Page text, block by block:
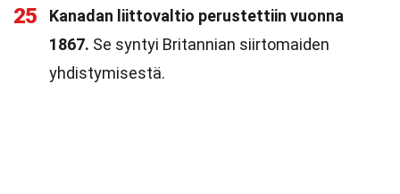
25
Kanadan liittovaltio perustettiin vuonna
1867. Se syntyi Britannian siirtomaiden
yhdistymisestä.